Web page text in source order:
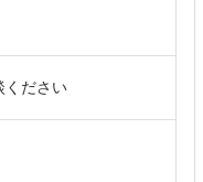
ください